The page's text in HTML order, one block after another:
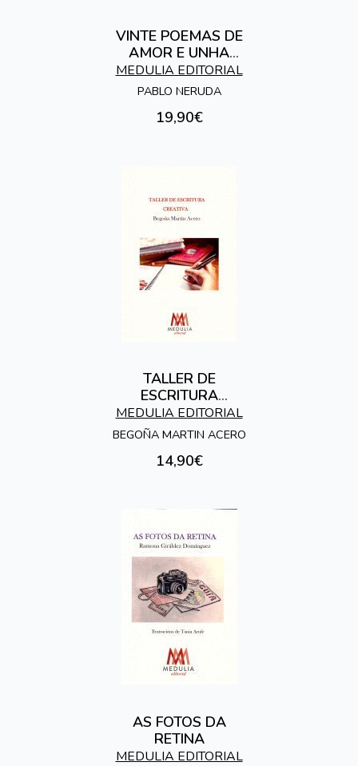
VINTE POEMAS DE
AMOR E UNHA
CANCION
DESESPERADA
MEDULIA EDITORIAL
PABLO NERUDA
19,90€
TALLER DE
ESCRITURA
CREATIVA
MEDULIA EDITORIAL
BEGOÑA MARTIN ACERO
14,90€
AS FOTOS DA
RETINA
MEDULIA EDITORIAL